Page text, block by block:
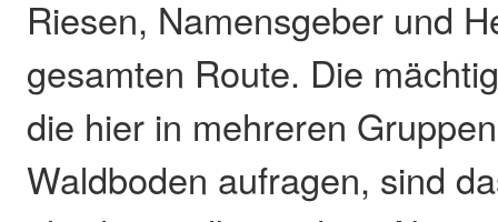
Riesen, Namensgeber und
gesamten Route. Die
die hier in mehreren
Waldboden aufragen, sind